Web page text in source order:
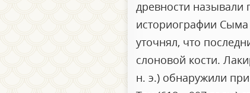
древности называли
историографии Сыма
уточнял, что
слоновой кости.
н. э.) обнаружили